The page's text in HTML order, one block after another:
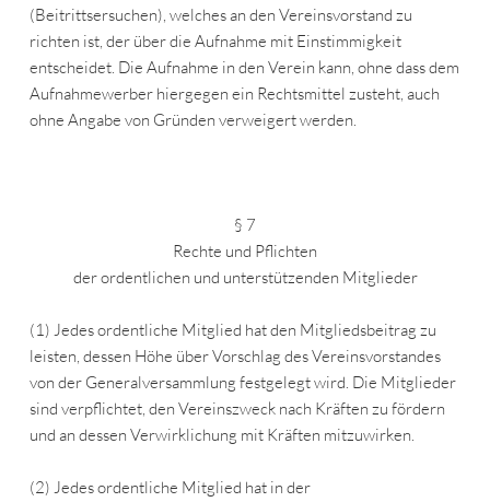
(Beitrittsersuchen), welches an den Vereinsvorstand zu
richten ist, der über die Aufnahme mit Einstimmigkeit
entscheidet. Die Aufnahme in den Verein kann, ohne dass dem
Aufnahmewerber hiergegen ein Rechtsmittel zusteht, auch
ohne Angabe von Gründen verweigert werden.
§ 7
Rechte und Pflichten
der ordentlichen und unterstützenden Mitglieder
(1) Jedes ordentliche Mitglied hat den Mitgliedsbeitrag zu
leisten, dessen Höhe über Vorschlag des Vereinsvorstandes
von der Generalversammlung festgelegt wird. Die Mitglieder
sind verpflichtet, den Vereinszweck nach Kräften zu fördern
und an dessen Verwirklichung mit Kräften mitzuwirken.
(2) Jedes ordentliche Mitglied hat in der